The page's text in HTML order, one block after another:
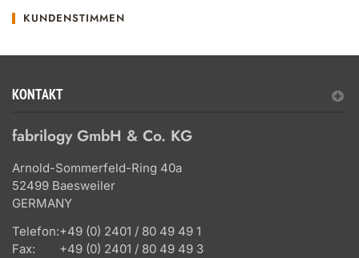
KUNDENSTIMMEN
KONTAKT
fabrilogy GmbH & Co. KG
Arnold-Sommerfeld-Ring 40a
52499 Baesweiler
GERMANY
Telefon:+49 (0) 2401 / 80 49 49 1
Fax:
+49 (0) 2401 / 80 49 49 3